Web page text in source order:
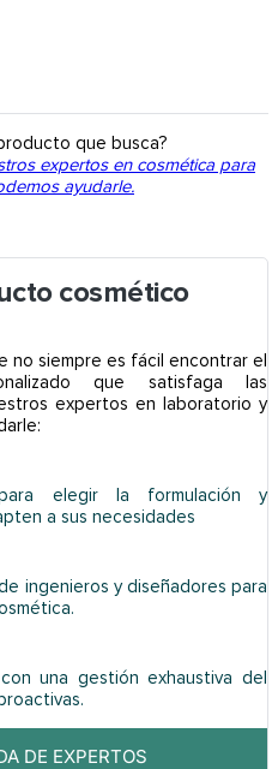
que busca?
expertos en cosmética para
ayudarle.
cosmético
no siempre es fácil encontrar el
que satisfaga las
expertos en laboratorio y
elegir la formulación y
a sus necesidades
ingenieros y diseñadores para
una gestión exhaustiva del
DE EXPERTOS